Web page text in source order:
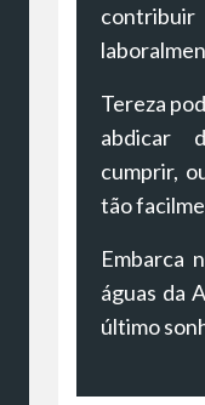
Tereza
abdicar
cumprir,
tão
Embarca
águas da
último